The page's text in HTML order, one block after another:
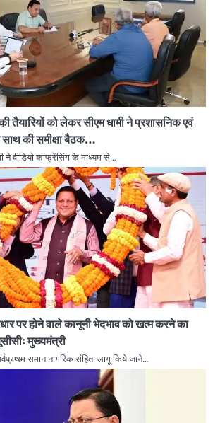
को लेकर सीएम धामी ने प्रशासनिक एवं
की समीक्षा बैठक…
ने वीडियो कांफ्रेंसिंग के माध्यम से…
पर होने वाले कानूनी भेदभाव को खत्म करने का
मुख्यमंत्री
समान नागरिक संहिता लागू किये जाने…